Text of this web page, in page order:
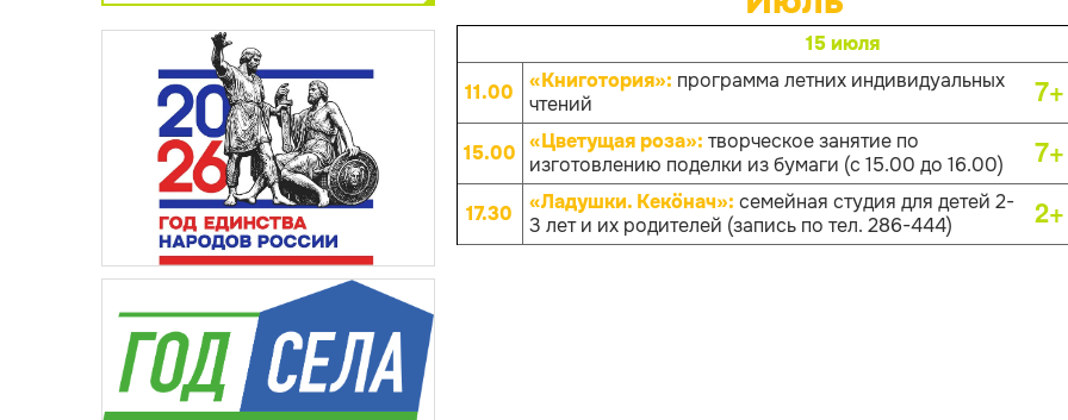
15 июля
11.00
«Книготория»: программа летних индивидуальных
чтений
7+
15.00 «Цветущая роза»: творческое занятие по
изготовлению поделки из бумаги (с 15.00 до 16.00)
7+
17.30 «Ладушки. Кекӧнач»: семейная студия для детей 2-
3 лет и их родителей (запись по тел. 286-444)
2+